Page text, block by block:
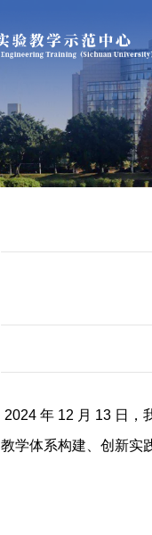
2024 年 12 月 13 日，
教学体系构建、创新实